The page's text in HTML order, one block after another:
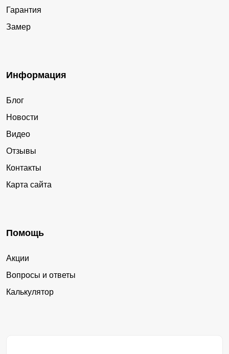
Гарантия
Замер
Информация
Блог
Новости
Видео
Отзывы
Контакты
Карта сайта
Помощь
Акции
Вопросы и ответы
Калькулятор